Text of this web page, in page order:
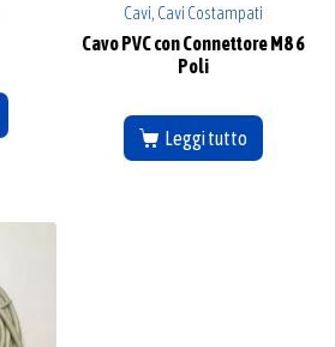
Cavi, Cavi Costampati
Cavo PVC con Connettore M8 6
Poli
Leggi tutto